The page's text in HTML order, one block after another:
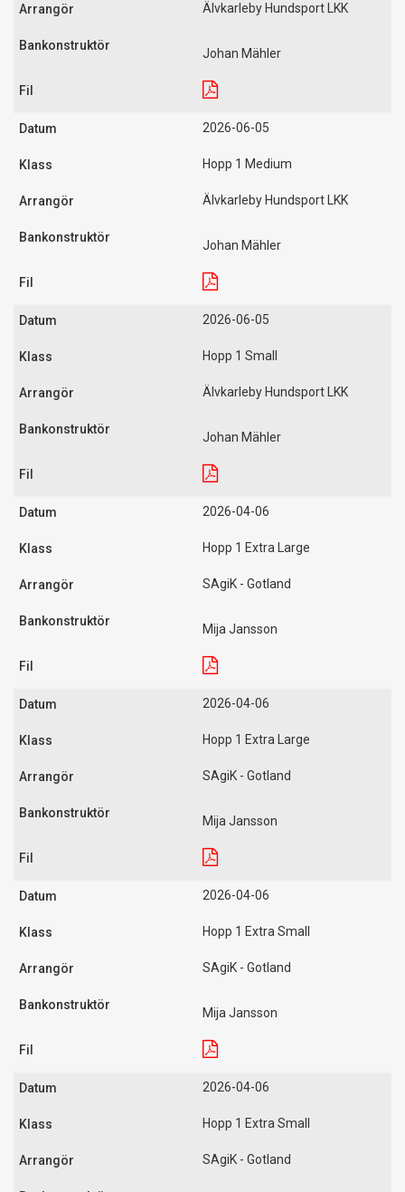
Älvkarleby Hundsport LKK
Johan Mähler
2026-06-05
Hopp 1 Medium
Älvkarleby Hundsport LKK
Johan Mähler
2026-06-05
Hopp 1 Small
Älvkarleby Hundsport LKK
Johan Mähler
2026-04-06
Hopp 1 Extra Large
SAgiK - Gotland
Mija Jansson
2026-04-06
Hopp 1 Extra Large
SAgiK - Gotland
Mija Jansson
2026-04-06
Hopp 1 Extra Small
SAgiK - Gotland
Mija Jansson
2026-04-06
Hopp 1 Extra Small
SAgiK - Gotland